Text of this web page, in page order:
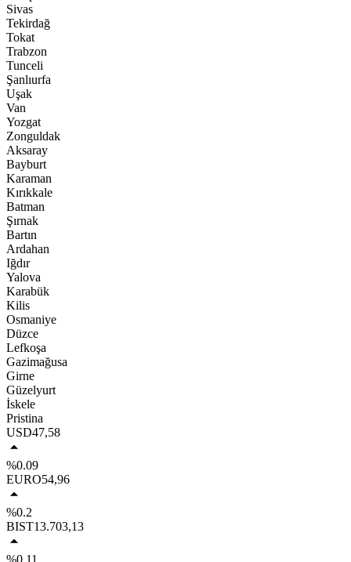
Sivas
Tekirdağ
Tokat
Trabzon
Tunceli
Şanlıurfa
Uşak
Van
Yozgat
Zonguldak
Aksaray
Bayburt
Karaman
Kırıkkale
Batman
Şırnak
Bartın
Ardahan
Iğdır
Yalova
Karabük
Kilis
Osmaniye
Düzce
Lefkoşa
Gazimağusa
Girne
Güzelyurt
İskele
Pristina
USD47,58
%0.09
EURO54,96
%0.2
BIST13.703,13
%0.11